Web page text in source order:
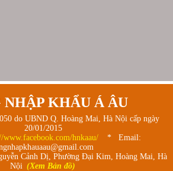
NHẬP KHẨU Á ÂU
do UBND Q. Hoàng Mai, Hà Nội cấp ngày
20/01/2015
www.facebook.com/hnkaau/
* Email:
Cảnh Dị, Phường Đại Kim, Hoàng Mai, Hà
Nội (Xem Bản đồ)